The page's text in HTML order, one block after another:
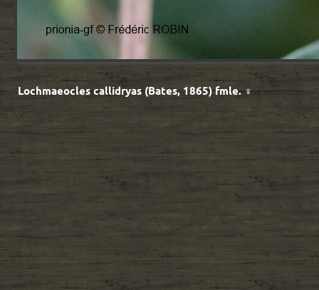
Lochmaeocles callidryas (Bates, 1865) fmle. ♀